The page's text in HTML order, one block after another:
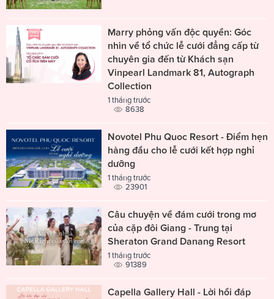
Marry phỏng vấn độc quyền: Góc
nhìn về tổ chức lễ cưới đẳng cấp từ
chuyên gia đến từ Khách sạn
Vinpearl Landmark 81, Autograph
Collection
1 tháng trước
8638
Novotel Phu Quoc Resort - Điểm hẹn
hàng đầu cho lễ cưới kết hợp nghỉ
dưỡng
1 tháng trước
23901
Câu chuyện về đám cưới trong mơ
của cặp đôi Giang - Trung tại
Sheraton Grand Danang Resort
1 tháng trước
91389
Capella Gallery Hall - Lời hồi đáp